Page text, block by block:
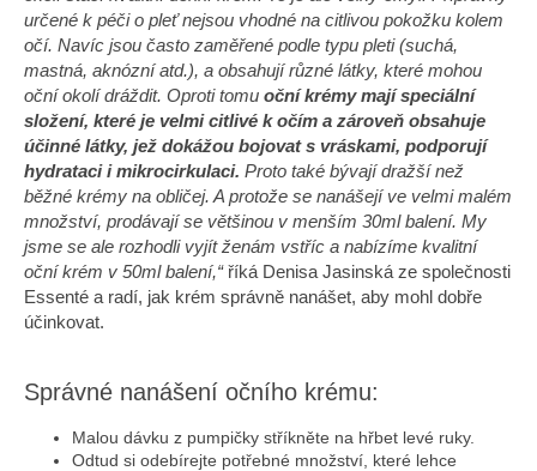
určené k péči o pleť nejsou vhodné na citlivou pokožku kolem
očí. Navíc jsou často zaměřené podle typu pleti (suchá,
mastná, aknózní atd.), a obsahují různé látky, které mohou
oční okolí dráždit. Oproti tomu oční krémy mají speciální
složení, které je velmi citlivé k očím a zároveň obsahuje
účinné látky, jež dokážou bojovat s vráskami, podporují
hydrataci i mikrocirkulaci. Proto také bývají dražší než
běžné krémy na obličej. A protože se nanášejí ve velmi malém
množství, prodávají se většinou v menším 30ml balení. My
jsme se ale rozhodli vyjít ženám vstříc a nabízíme kvalitní
oční krém v 50ml balení,“říká Denisa Jasinská ze společnosti
Essenté a radí, jak krém správně nanášet, aby mohl dobře
účinkovat.
Správné nanášení očního krému:
Malou dávku z pumpičky stříkněte na hřbet levé ruky.
Odtud si odebírejte potřebné množství, které lehce